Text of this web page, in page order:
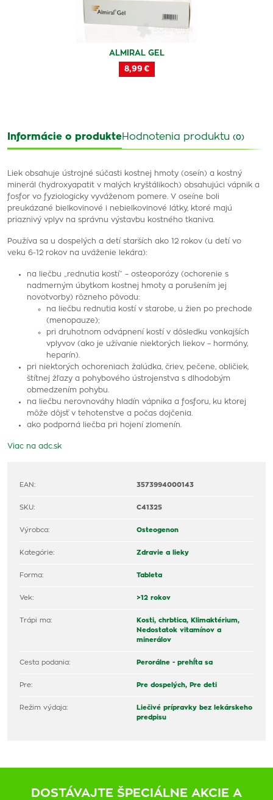
ALMIRAL GEL
8,99 €
Informácie o produkteHodnotenia produktu (0)
Liek obsahuje ústrojné súčasti kostnej hmoty (oseín) a kostný
minerál (hydroxyapatit v malých kryštálikoch) obsahujúci vápnik a
fosfor vo fyziologicky vyváženom pomere. V oseíne boli
preukázané bielkovinové i nebielkovinové látky, ktoré majú
priaznivý vplyv na správnu výstavbu kostného tkaniva.
Používa sa u dospelých a detí starších ako 12 rokov (u detí vo
veku 6-12 rokov na uváženie lekára):
na liečbu „rednutia kostí“ – osteoporózy (ochorenie s
nadmerným úbytkom kostnej hmoty a porušením jej
novotvorby) rôzneho pôvodu:
na liečbu rednutia kostí v starobe, u žien po prechode
(menopauze);
pri druhotnom odvápnení kostí v dôsledku vonkajších
vplyvov (ako je užívanie niektorých liekov – hormóny,
heparín).
pri niektorých ochoreniach žalúdka, čriev, pečene, obličiek,
štítnej žľazy a pohybového ústrojenstva s dlhodobým
obmedzením pohybu.
na liečbu nerovnováhy hladín vápnika a fosforu, ku ktorej
môže dôjsť v tehotenstve a počas dojčenia.
ako podporná liečba pri hojení zlomenín.
Viac na adc.sk
EAN: 3573994000143
SKU: C41325
Výrobca: Osteogenon
Kategórie: Zdravie a lieky
Forma: Tableta
Vek: >12 rokov
Trápi ma: Kosti, chrbtica, Klimaktérium,
Nedostatok vitamínov a
minerálov
Cesta podania: Perorálne - prehĺta sa
Pre: Pre dospelých, Pre deti
Režim výdaja:
Liečivé prípravky bez lekárskeho
predpisu
DOSTÁVAJTE ŠPECIÁLNE AKCIE A